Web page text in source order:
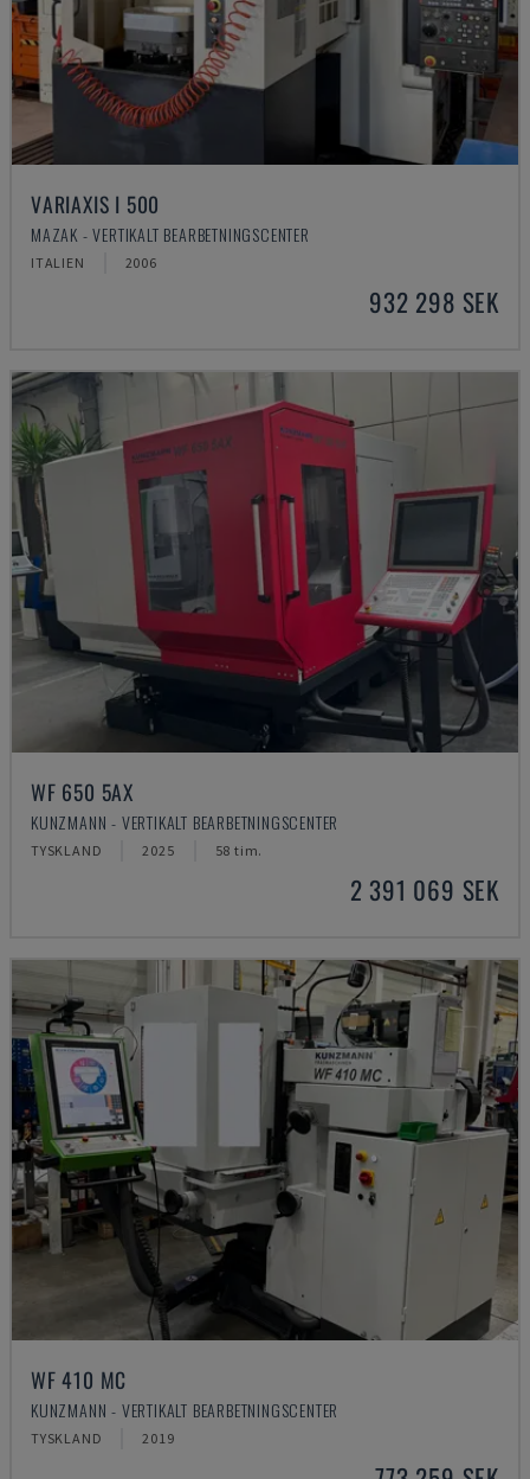
VARIAXIS I 500
MAZAK - VERTIKALT BEARBETNINGSCENTER
ITALIEN 2006
932 298 SEK
WF 650 5AX
KUNZMANN - VERTIKALT BEARBETNINGSCENTER
TYSKLAND 2025 58 tim.
2 391 069 SEK
WF 410 MC
KUNZMANN - VERTIKALT BEARBETNINGSCENTER
TYSKLAND 2019